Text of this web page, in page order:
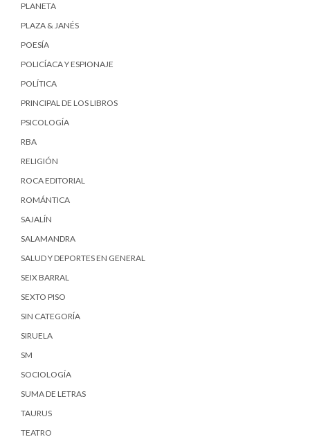
PLANETA
PLAZA & JANÉS
POESÍA
POLICÍACA Y ESPIONAJE
POLÍTICA
PRINCIPAL DE LOS LIBROS
PSICOLOGÍA
RBA
RELIGIÓN
ROCA EDITORIAL
ROMÁNTICA
SAJALÍN
SALAMANDRA
SALUD Y DEPORTES EN GENERAL
SEIX BARRAL
SEXTO PISO
SIN CATEGORÍA
SIRUELA
SM
SOCIOLOGÍA
SUMA DE LETRAS
TAURUS
TEATRO